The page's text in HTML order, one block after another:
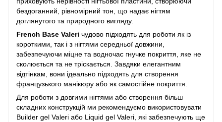
бездоганний, рівномірний тон, що надає нігтям
доглянутого та природного вигляду.
French Base Valeri чудово підходять для роботи як із
короткими, так і з нігтями середньої довжини,
забезпечуючи міцне та водночас гнучке покриття, яке не
сколюється та не тріскається. Завдяки елегантним
відтінкам, вони ідеально підходять для створення
французького манікюру або як самостійне покриття.
Для роботи з довгими нігтями або створення більш
складних конструкцій ми рекомендуємо використовувати
Builder gel Valeri або Liquid gel Valeri, які забезпечують ще